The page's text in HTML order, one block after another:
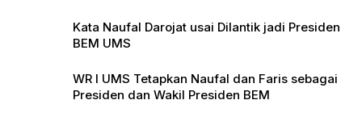
Kata Naufal Darojat usai Dilantik jadi Presiden
BEM UMS
WR I UMS Tetapkan Naufal dan Faris sebagai
Presiden dan Wakil Presiden BEM